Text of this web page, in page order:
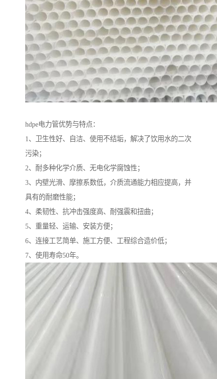
hdpe电力管优势与特点：
1、卫生性好、自洁、使用不结垢，解决了饮用水的二次
污染；
2、耐多种化学介质、无电化学腐蚀性；
3、内壁光滑、摩擦系数低，介质流通能力相应提高，并
具有的耐磨性能；
4、柔韧性、抗冲击强度高、耐强震和扭曲；
5、重量轻、运输、安装方便；
6、连接工艺简单、施工方便、工程综合造价低；
7、使用寿命50年。